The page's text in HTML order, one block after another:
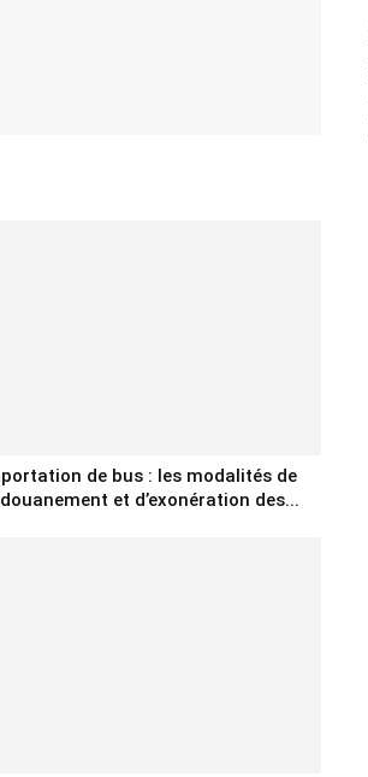
de bus : les modalités de
et d’exonération des...